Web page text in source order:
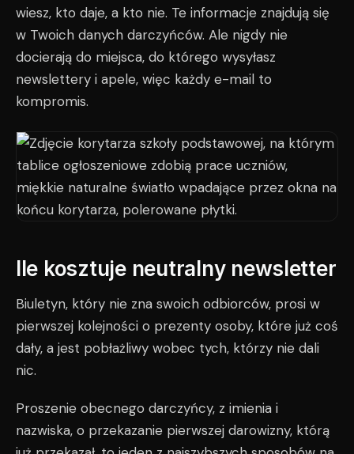
wiesz, kto daje, a kto nie. Te informacje znajdują się
w Twoich danych darczyńców. Ale nigdy nie
docierają do miejsca, do którego wysyłasz
newslettery i apele, więc każdy e-mail to
kompromis.
Ile kosztuje neutralny newsletter
Biuletyn, który nie zna swoich odbiorców, prosi w
pierwszej kolejności o prezenty osoby, które już coś
dały, a jest pobłażliwy wobec tych, którzy nie dali
nic.
Proszenie obecnego darczyńcy, z imienia i
nazwiska, o przekazanie pierwszej darowizny, którą